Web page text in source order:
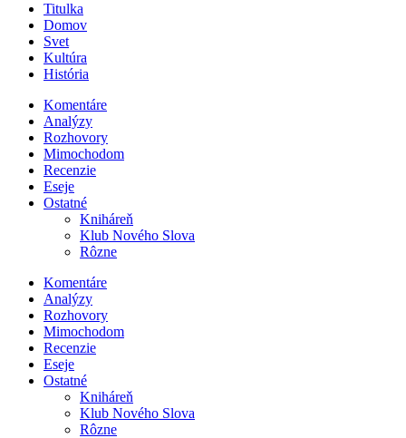
Titulka
Domov
Svet
Kultúra
História
Komentáre
Analýzy
Rozhovory
Mimochodom
Recenzie
Eseje
Ostatné
Kniháreň
Klub Nového Slova
Rôzne
Komentáre
Analýzy
Rozhovory
Mimochodom
Recenzie
Eseje
Ostatné
Kniháreň
Klub Nového Slova
Rôzne